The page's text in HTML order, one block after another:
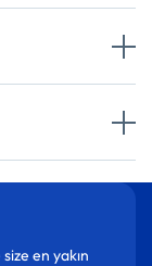
en yakın